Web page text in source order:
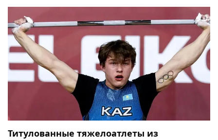
Титулованные тяжелоатлеты из